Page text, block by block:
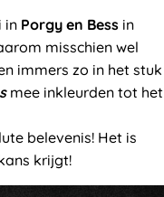
in Porgy en Bess in
misschien wel
immers zo in het stuk
mee inkleurden tot het
belevenis! Het is
krijgt!